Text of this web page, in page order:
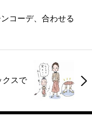
コーデ、合わせる
クスで